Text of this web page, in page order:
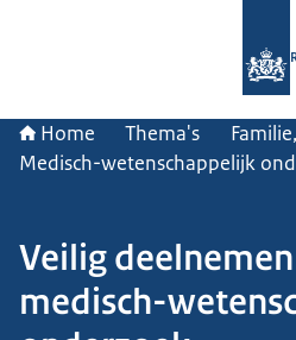
Home Thema's
Medisch-wetenschappelijk
Veilig
medisch-